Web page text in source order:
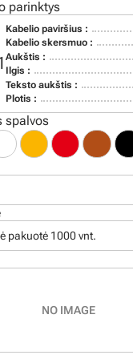
parinktys
Kabelio paviršius :
Kabelio skersmuo :
Aukštis :
Ilgis :
Teksto aukštis :
Plotis :
spalvos
pakuotė 1000 vnt.